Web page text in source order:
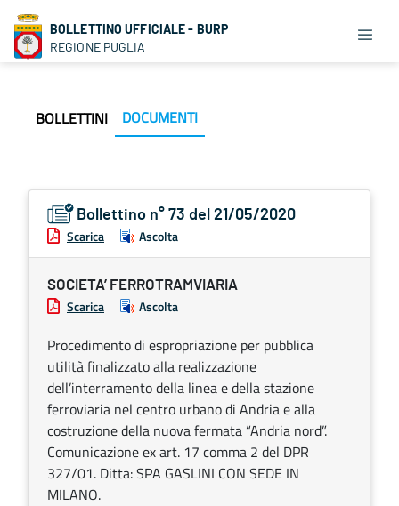
BOLLETTINO UFFICIALE - BURP
REGIONE PUGLIA
BOLLETTINI DOCUMENTI
Bollettino n° 73 del 21/05/2020
Scarica Ascolta
SOCIETA’ FERROTRAMVIARIA
Scarica Ascolta
Procedimento di espropriazione per pubblica
utilità finalizzato alla realizzazione
dell’interramento della linea e della stazione
ferroviaria nel centro urbano di Andria e alla
costruzione della nuova fermata “Andria nord”.
Comunicazione ex art. 17 comma 2 del DPR
327/01. Ditta: SPA GASLINI CON SEDE IN
MILANO.